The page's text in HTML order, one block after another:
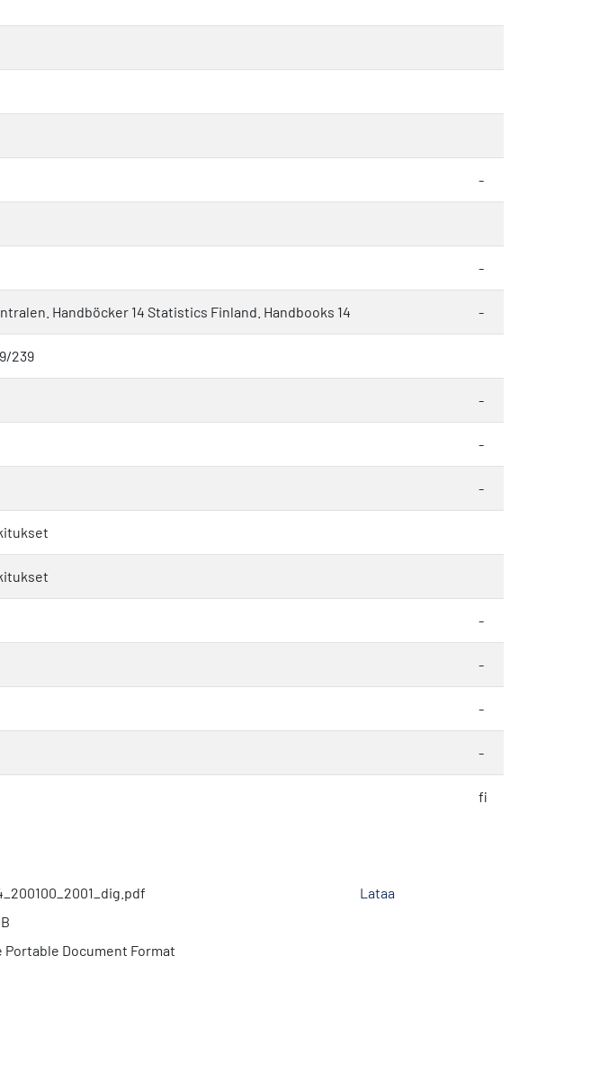
-
-
Handböcker 14 Statistics Finland. Handbooks 14 -
239
-
-
-
-
-
-
-
fi
Portable Document Format
Lataa